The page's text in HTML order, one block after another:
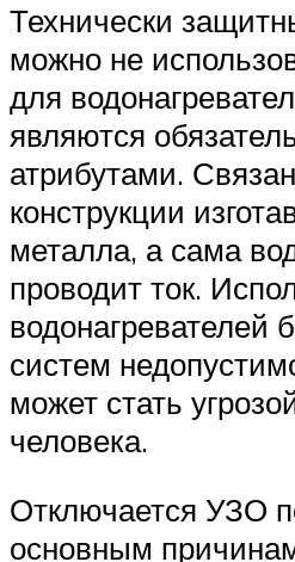
Технически
можно не
для
являются
атрибутами.
конструкции
металла, а сама
проводит ток.
водонагревателей
систем
может стать
человека.
Отключается УЗО
основным